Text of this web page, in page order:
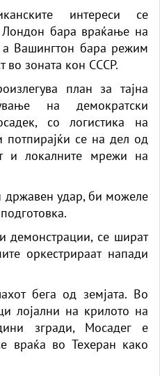
интереси се
Лондон бара враќање на
а Вашингтон бара режим
во зоната кон СССР.
план за тајна
на демократски
со логистика на
потпирајќи се на дел од
и локалните мрежи на
државен удар, би можеле
демонстрации, се шират
оркестрираат напади
бега од земјата. Во
лојални на крилото на
згради, Мосадег е
враќа во Техеран како